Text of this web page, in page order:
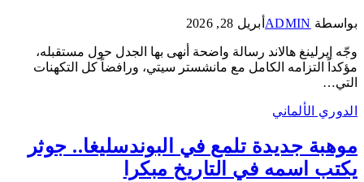
بواسطة ADMINأبريل 28, 2026
وجّه إيرلينغ هالاند رسالة واضحة أنهى بها الجدل حول مستقبله،
مؤكداً التزامه الكامل مع مانشستر سيتي، ورافضاً كل التكهنات
التي…
الدوري الألماني
موهبة جديدة تلمع في البوندسليغا.. جوثر
يكتب اسمه في التاريخ مبكرا